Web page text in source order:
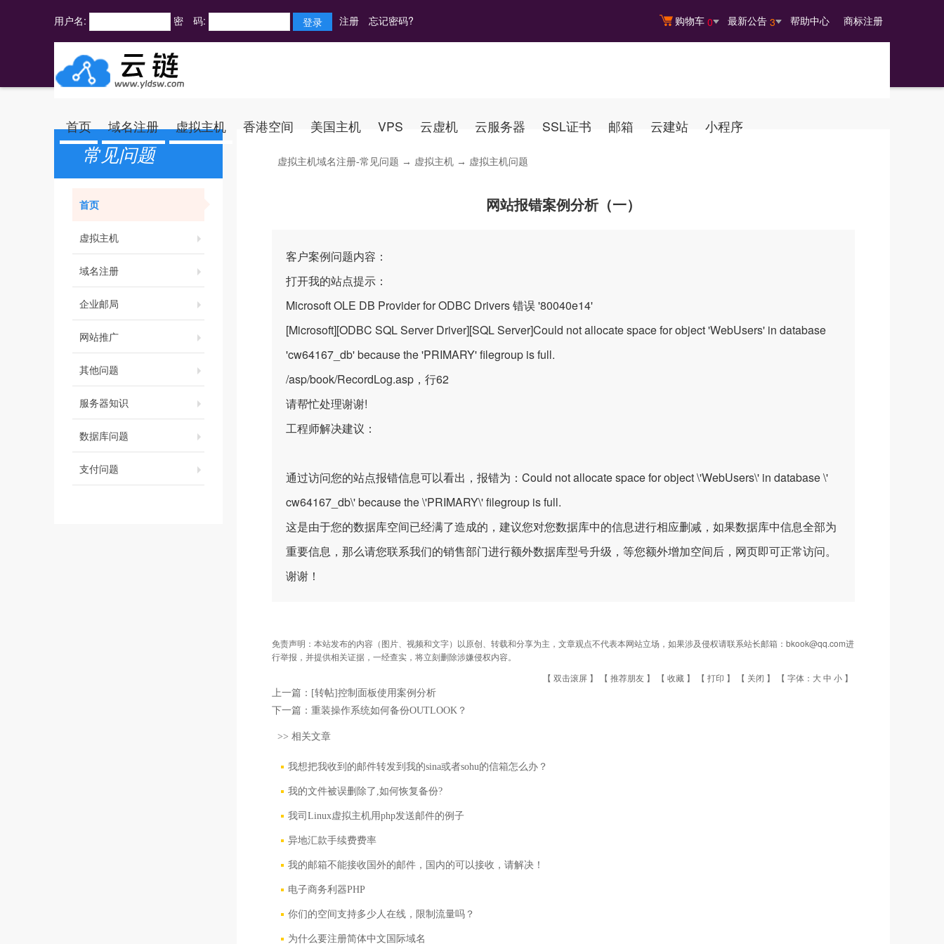
购物车 0 最新公告 3 帮助中心 商标注册
用户名: 密 码: 注册 忘记密码?
首页 域名注册 虚拟主机 香港空间 美国主机 VPS 云虚机 云服务器 SSL证书 邮箱 云建站 小程序
常见问题
首页
虚拟主机
域名注册
企业邮局
网站推广
其他问题
服务器知识
数据库问题
支付问题
虚拟主机域名注册-常见问题 → 虚拟主机 → 虚拟主机问题
网站报错案例分析（一）
客户案例问题内容：
打开我的站点提示：
Microsoft OLE DB Provider for ODBC Drivers 错误 '80040e14'
[Microsoft][ODBC SQL Server Driver][SQL Server]Could not allocate space for object 'WebUsers' in database
'cw64167_db' because the 'PRIMARY' filegroup is full.
/asp/book/RecordLog.asp，行62
请帮忙处理谢谢!
工程师解决建议：
通过访问您的站点报错信息可以看出，报错为：Could not allocate space for object \'WebUsers\' in database \'
cw64167_db\' because the \'PRIMARY\' filegroup is full.
这是由于您的数据库空间已经满了造成的，建议您对您数据库中的信息进行相应删减，如果数据库中信息全部为
重要信息，那么请您联系我们的销售部门进行额外数据库型号升级，等您额外增加空间后，网页即可正常访问。
谢谢！
免责声明：本站发布的内容（图片、视频和文字）以原创、转载和分享为主，文章观点不代表本网站立场，如果涉及侵权请联系站长邮箱：bkook@qq.com进
行举报，并提供相关证据，一经查实，将立刻删除涉嫌侵权内容。
【 双击滚屏 】 【 推荐朋友 】 【 收藏 】 【 打印 】 【 关闭 】 【 字体： 大中 小 】
上一篇： [转帖]控制面板使用案例分析
下一篇： 重装操作系统如何备份OUTLOOK？
>> 相关文章
我想把我收到的邮件转发到我的sina或者sohu的信箱怎么办？
我的文件被误删除了,如何恢复备份?
我司Linux虚拟主机用php发送邮件的例子
异地汇款手续费费率
我的邮箱不能接收国外的邮件，国内的可以接收，请解决！
电子商务利器PHP
你们的空间支持多少人在线，限制流量吗？
为什么要注册简体中文国际域名